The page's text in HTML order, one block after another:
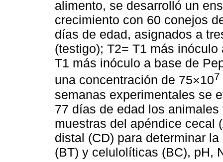
alimento, se desarrolló un
crecimiento con 60 conejos
días de edad, asignados a
(testigo); T2= T1 más
T1 más inóculo a base de
una concentración de 75×107
semanas experimentales se
77 días de edad los
muestras del apéndice cecal
distal (CD) para determinar
(BT) y celulolíticas (BC), pH,